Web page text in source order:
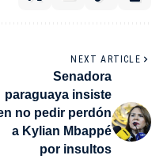
NEXT ARTICLE
Senadora
paraguaya insiste
no pedir perdón
a Kylian Mbappé
por insultos